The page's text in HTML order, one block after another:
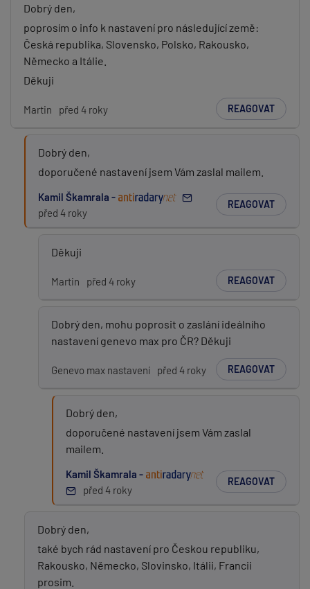
Dobrý den,
poprosím o info k nastavení pro následující země:
Česká republika, Slovensko, Polsko, Rakousko,
Německo a Itálie.
Děkuji
Martin před 4 roky REAGOVAT
Dobrý den,
doporučené nastavení jsem Vám zaslal mailem.
Kamil Škamrala -
před 4 roky
REAGOVAT
Děkuji
Martin před 4 roky REAGOVAT
Dobrý den, mohu poprosit o zaslání ideálního
nastavení genevo max pro ČR? Děkuji
Genevo max nastavení před 4 roky REAGOVAT
Dobrý den,
doporučené nastavení jsem Vám zaslal
mailem.
Kamil Škamrala -
před 4 roky
REAGOVAT
Dobrý den,
také bych rád nastavení pro Českou republiku,
Rakousko, Německo, Slovinsko, Itálii, Francii
prosim.